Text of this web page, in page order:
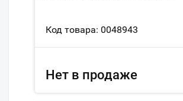
Код товара: 0048943
Нет в продаже